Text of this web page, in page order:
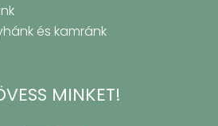
és kamránk
MINKET!